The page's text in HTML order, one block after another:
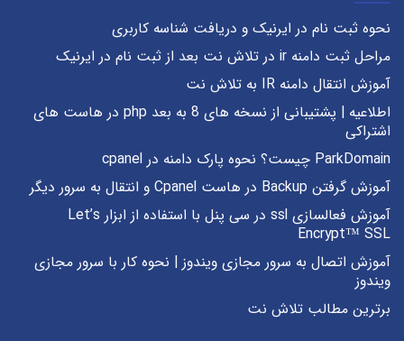
نحوه ثبت نام در ایرنیک و دریافت شناسه کاربری
مراحل ثبت دامنه ir در تلاش نت بعد از ثبت نام در ایرنیک
آموزش انتقال دامنه IR به تلاش نت
اطلاعیه | پشتیبانی از نسخه های 8 به بعد php در هاست های
اشتراکی
ParkDomain چیست؟ نحوه پارک دامنه در cpanel
آموزش گرفتن Backup در هاست Cpanel و انتقال به سرور دیگر
آموزش فعالسازی ssl در سی پنل با استفاده از ابزار Let’s
Encrypt™ SSL
آموزش اتصال به سرور مجازی ویندوز | نحوه کار با سرور مجازی
ویندوز
برترین مطالب تلاش نت